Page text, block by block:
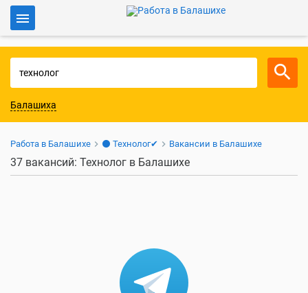
Для работодателей
Балашиха
Работа в Балашихе ⚫ Технолог✔ Вакансии в Балашихе
37 вакансий: Технолог в Балашихе